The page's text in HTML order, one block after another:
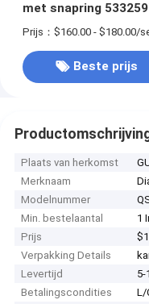
met snapring
Prijs：$160.00 - $180.00/
Beste prijs
Plaats van herkomst
Merknaam
Modelnummer
Min. bestelaantal
1
Prijs
Verpakking Details
Levertijd
5-
Betalingscondities
L/